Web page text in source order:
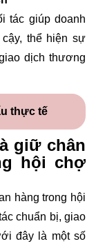
tác giúp doanh
thể hiện sự
dịch thương
thực tế
giữ chân
hội chợ
hàng trong hội
chuẩn bị, giao
đây là một số